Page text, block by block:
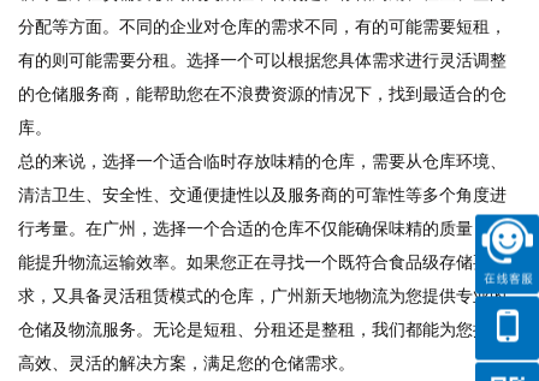
分配等方面。不同的企业对仓库的需求不同，有的可能需要短租，
有的则可能需要分租。选择一个可以根据您具体需求进行灵活调整
的仓储服务商，能帮助您在不浪费资源的情况下，找到最适合的仓
库。
总的来说，选择一个适合临时存放味精的仓库，需要从仓库环境、
清洁卫生、安全性、交通便捷性以及服务商的可靠性等多个角度进
行考量。在广州，选择一个合适的仓库不仅能确保味精的质量，也
能提升物流运输效率。如果您正在寻找一个既符合食品级存储要
求，又具备灵活租赁模式的仓库，广州新天地物流为您提供专业的
仓储及物流服务。无论是短租、分租还是整租，我们都能为您提供
高效、灵活的解决方案，满足您的仓储需求。